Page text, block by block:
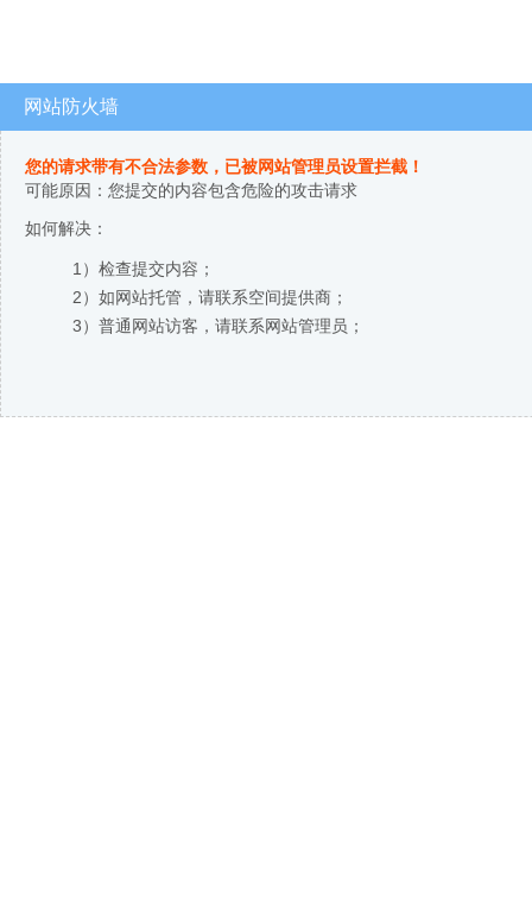
网站防火墙
您的请求带有不合法参数，已被网站管理员设置拦截！
可能原因：您提交的内容包含危险的攻击请求
如何解决：
1）检查提交内容；
2）如网站托管，请联系空间提供商；
3）普通网站访客，请联系网站管理员；